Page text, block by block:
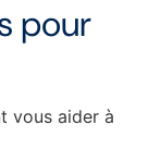
pour
vous aider à